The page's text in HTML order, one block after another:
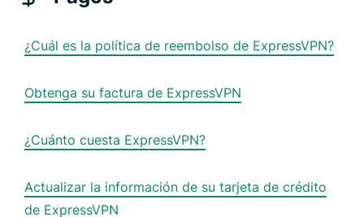
¿Cuál es la política de reembolso de ExpressVPN?
Obtenga su factura de ExpressVPN
¿Cuánto cuesta ExpressVPN?
Actualizar la información de su tarjeta de crédito
de ExpressVPN